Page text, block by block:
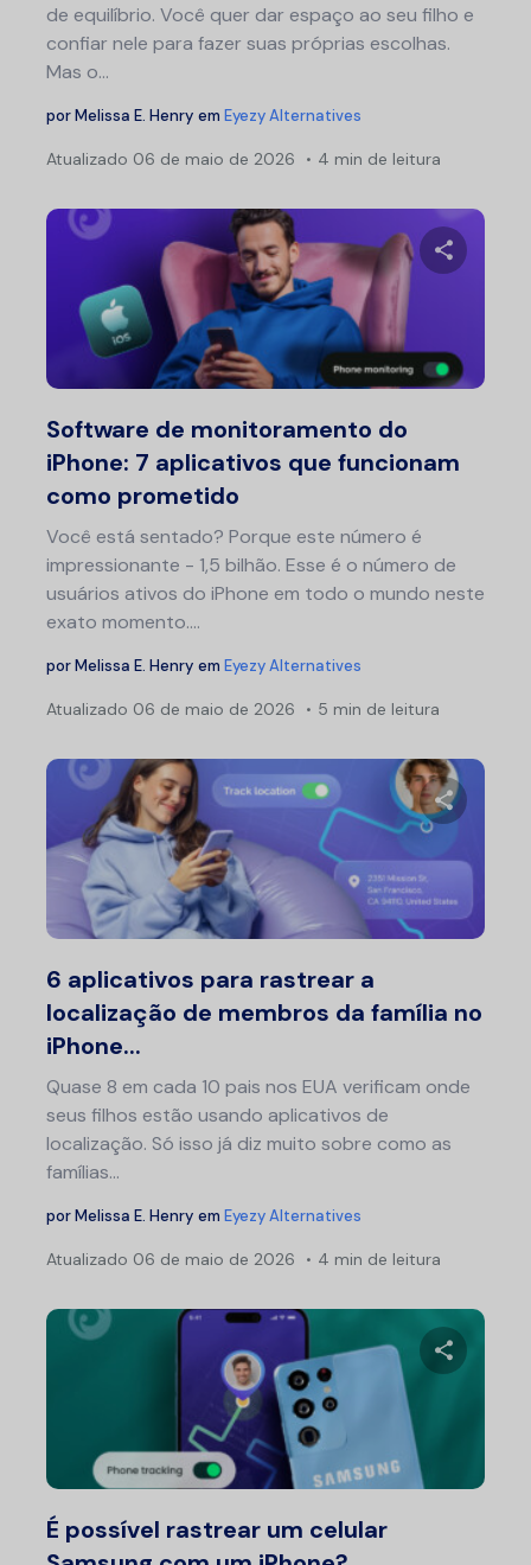
de equilíbrio. Você quer dar espaço ao seu filho e
confiar nele para fazer suas próprias escolhas.
Mas o...
porMelissa E. Henry em Eyezy Alternatives
Atualizado 06 de maio de 2026 4 min de leitura
Software de monitoramento do
iPhone: 7 aplicativos que funcionam
como prometido
Você está sentado? Porque este número é
impressionante - 1,5 bilhão. Esse é o número de
usuários ativos do iPhone em todo o mundo neste
exato momento....
porMelissa E. Henry em Eyezy Alternatives
Atualizado 06 de maio de 2026 5 min de leitura
6 aplicativos para rastrear a
localização de membros da família no
iPhone...
Quase 8 em cada 10 pais nos EUA verificam onde
seus filhos estão usando aplicativos de
localização. Só isso já diz muito sobre como as
famílias...
porMelissa E. Henry em Eyezy Alternatives
Atualizado 06 de maio de 2026 4 min de leitura
É possível rastrear um celular